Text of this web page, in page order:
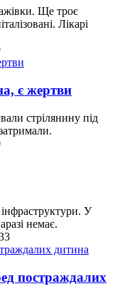
Ще троє
Лікарі
є жертви
стрілянину під
У
немає.
постраждалих